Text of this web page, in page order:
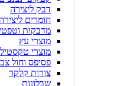
דבק ליצירה
חומרים
מדבקות
מוצרי עץ
מוצרי טקסטיל
פסיפס וחול
צורות קלקר
שבלונות